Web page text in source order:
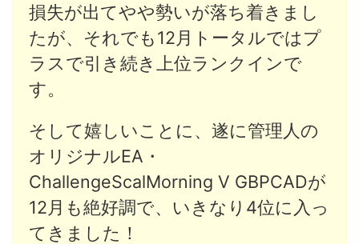
損失が出てやや勢いが落ち着きまし
たが、それでも12月トータルではプ
ラスで引き続き上位ランクインで
す。
そして嬉しいことに、遂に管理人の
オリジナルEA・
ChallengeScalMorning V GBPCADが
12月も絶好調で、いきなり4位に入っ
てきました！